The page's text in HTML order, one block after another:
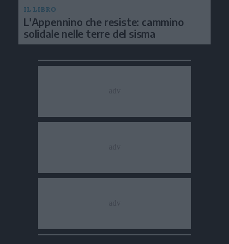
IL LIBRO
L'Appennino che resiste: cammino
solidale nelle terre del sisma